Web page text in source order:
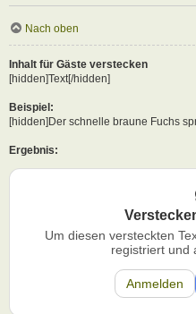
Nach oben
Inhalt für Gäste verstecken
[hidden]Text[/hidden]
Beispiel:
[hidden]Der schnelle braune Fuchs
Ergebnis:
Um diesen versteckten
registriert und
Anmelden